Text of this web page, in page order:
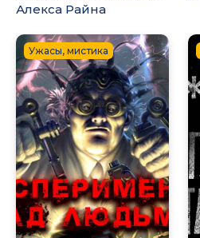
Алекса Райна
Ужасы, мистика